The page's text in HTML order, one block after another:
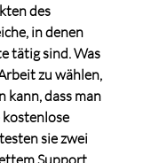
des
in denen
tätig sind. Was
zu wählen,
kann, dass man
kostenlose
sie zwei
Support.